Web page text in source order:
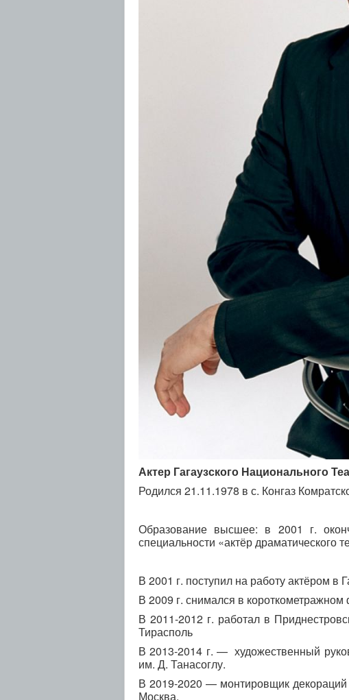
Актер Гагаузского Национального
Родился 21.11.1978 в с. Конгаз
Образование высшее: в 2001 г.
специальности «актёр драматического
В 2001 г. поступил на работу актёром в
В 2009 г. снимался в
В 2011-2012 г. работал в
Тирасполь
В 2013-2014 г. — художественный
им. Д. Танасоглу.
В 2019-2020 — монтировщик
Москва,